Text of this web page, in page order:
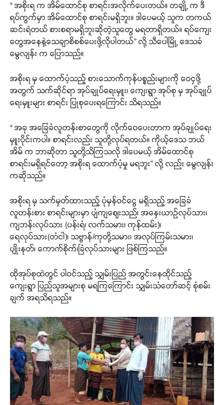
“ အစိုးရ က အိမ်ထောင်စု စာရင်းအလိုက်ပေးတယ်။ တချို့ က ဒီ
ရပ်ကွက်မှာ အိမ်ထောင်စု စာရင်းမရှိဘူး။ ဒါပေမယ့် သူက တကယ်
ဆင်းရဲတယ် စားစရာမရှိဘူးဆိုတဲ့သူတွေ မရတာရှိတယ်။ ရပ်ကျေး
တွေအနေနဲ့သေချာစိစစ်ပေးဖို့လိုပါတယ်” လို့ သီပေါမြို့ ဒေသခံ
မွေလျန်း က ပြောသည်။
အစိုးရ မှ ထောက်ပံ့သည့် စားသောက်ကုန်ပစ္စည်းများကို ဝေငှဖို့
အတွက် သက်ဆိုင်ရာ အုပ်ချုပ်ရေးမှူး၊ ကျေးရွာ အုပ်စု မှ အုပ်ချုပ်
ရေးမှူးများ စာရင်း ပြုစုပေးရကြောင်း သိရသည်။
“ အခု အခြေခံလူတန်းစာတွေကို လိုက်ဝေပေးတာက အုပ်ချုပ်ရေး
မှူးပိုင်းကပါ။ စာရင်းလည်း သူတို့လုပ်ရတယ်။ ကိုယ့်ဒေသ ဘယ်
အိမ် က ဘာဆိုတာ သူတို့သိကြသလို ဒါပေမယ့် အိမ်ထောင်စု
စာရင်းမရှိရင်တော့ အစိုးရ ထောက်ပံ့မှု မရဘူး” လို့ လည်း မွေလျန်း
ကဆိုသည်။
အစိုးရ မှ သက်မှတ်ထားသည့် ပုံမှန်ဝင်ငွေ မရှိသည့် အခြေခံ
လူတန်းစား စာရင်းများမှာ ပျံကျဈေးသည်၊ အနှေးယာဉ်လုပ်သား၊
ကျဘန်းလုပ်သား (ပန်းရံ၊ လက်သမား၊ ကုန်ထမ်း)၊
ရေလုပ်သား(တံငါ)၊ သဗ္ဗာန်/ကုတို့သမား၊ အလုပ်ကြမ်းသမား၊
ပျိုးနုတ်၊ ကောက်စိုက်၊ခြံလုပ်သားများ ဖြစ်ကြသည်။
ထိုအုပ်စုထဲတွင် ပါဝင်သည့် သျှမ်းပြည် အတွင်းနေထိုင်သည့်
ကျေးရွာ ပြည်သူအများစု မရကြကြောင်း သျှမ်းသံတော်ဆင့် စုံစမ်း
ချက် အရသိရသည်။